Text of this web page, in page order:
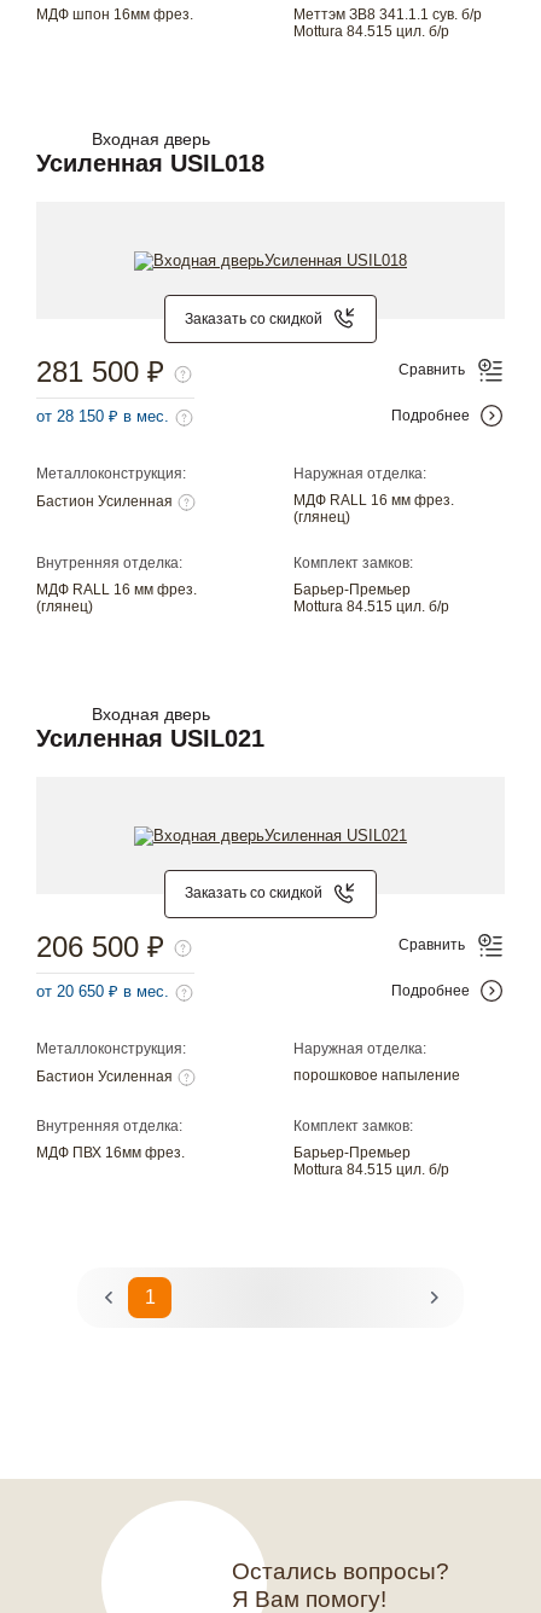
МДФ шпон 16мм фрез.
Меттэм ЗВ8 341.1.1 сув. б/р
Mottura 84.515 цил. б/р
Входная дверь
Усиленная USIL018
Заказать со скидкой
Металлоконструкция:
Бастион Усиленная
Наружная отделка:
МДФ RALL 16 мм фрез.
(глянец)
Внутренняя отделка:
МДФ RALL 16 мм фрез.
(глянец)
Комплект замков:
Барьер-Премьер
Mottura 84.515 цил. б/р
281 500 ₽
от 28 150 ₽ в мес.
Сравнить
Подробнее
Входная дверь
Усиленная USIL021
Заказать со скидкой
Металлоконструкция:
Бастион Усиленная
Наружная отделка:
порошковое напыление
Внутренняя отделка:
МДФ ПВХ 16мм фрез.
Комплект замков:
Барьер-Премьер
Mottura 84.515 цил. б/р
206 500 ₽
от 20 650 ₽ в мес.
Сравнить
Подробнее
1 2
Остались вопросы?
Я Вам помогу!